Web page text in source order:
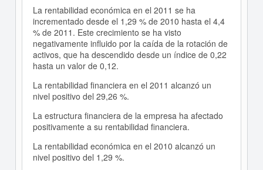
La rentabilidad económica en el 2011 se ha
incrementado desde el 1,29 % de 2010 hasta el 4,4
% de 2011. Este crecimiento se ha visto
negativamente influido por la caída de la rotación de
activos, que ha descendido desde un índice de 0,22
hasta un valor de 0,12.
La rentabilidad financiera en el 2011 alcanzó un
nivel positivo del 29,26 %.
La estructura financiera de la empresa ha afectado
positivamente a su rentabilidad financiera.
La rentabilidad económica en el 2010 alcanzó un
nivel positivo del 1,29 %.